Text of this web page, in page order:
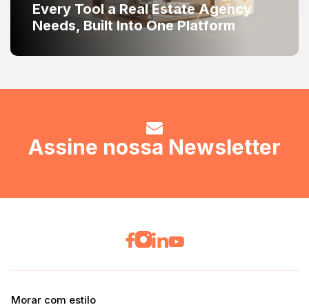
Every Tool a Real Estate Agency
Needs, Built Into One Platform
Assine nossa Newsletter
Morar com estilo